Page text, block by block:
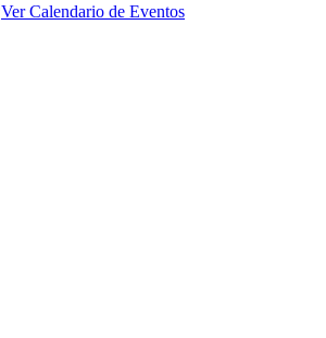
Ver Calendario de Eventos